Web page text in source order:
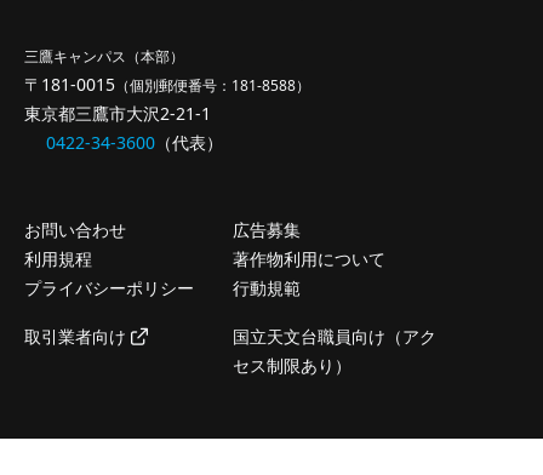
三鷹キャンパス（本部）
〒181-0015 （個別郵便番号：181-8588）
東京都三鷹市大沢2-21-1
0422-34-3600 （代表）
お問い合わせ
広告募集
利用規程
著作物利用について
プライバシーポリシー
行動規範
取引業者向け
国立天文台職員向け（アク
セス制限あり）